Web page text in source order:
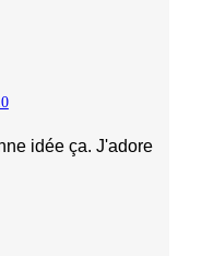
idée ça. J'adore